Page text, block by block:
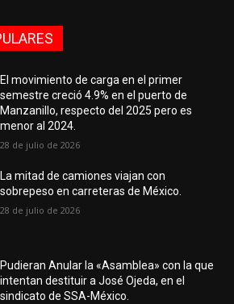
El movimiento de carga en el primer
semestre creció 4.9% en el puerto de
Manzanillo, respecto del 2025 pero es
menor al 2024.
28 de julio de 2026
La mitad de camiones viajan con
sobrepeso en carreteras de México.
28 de julio de 2026
Pudieran Anular la «Asamblea» con la que
intentan destituir a José Ojeda, en el
sindicato de SSA-México.